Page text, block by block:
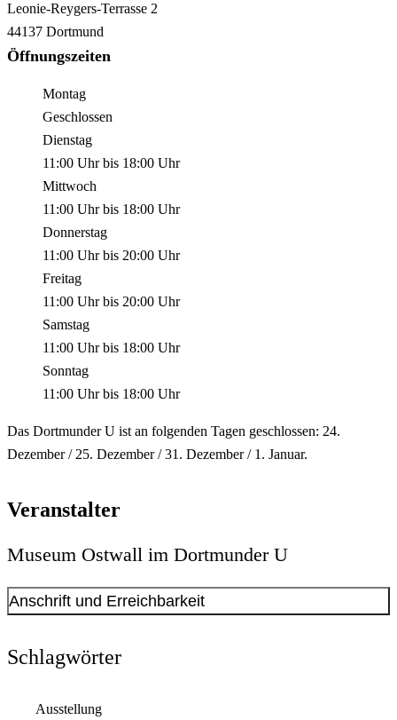
Leonie-Reygers-Terrasse 2
44137 Dortmund
Öffnungszeiten
Montag
Geschlossen
Dienstag
11:00 Uhrbis 18:00 Uhr
Mittwoch
11:00 Uhrbis 18:00 Uhr
Donnerstag
11:00 Uhrbis 20:00 Uhr
Freitag
11:00 Uhrbis 20:00 Uhr
Samstag
11:00 Uhrbis 18:00 Uhr
Sonntag
11:00 Uhrbis 18:00 Uhr
Das Dortmunder U ist an folgenden Tagen geschlossen: 24.
Dezember / 25. Dezember / 31. Dezember / 1. Januar.
Veranstalter
Museum Ostwall im Dortmunder U
Anschrift und Erreichbarkeit
Anschrift
Schlagwörter
Ausstellung